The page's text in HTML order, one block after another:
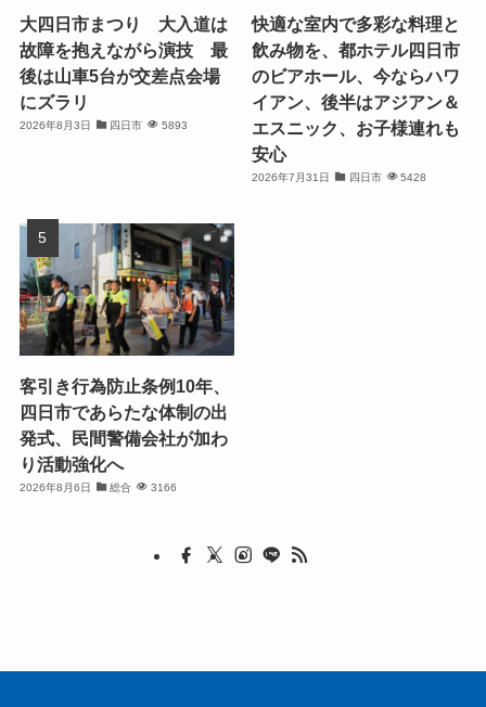
大四日市まつり 大入道は
故障を抱えながら演技 最
後は山車5台が交差点会場
にズラリ
2026年8月3日 四日市 5893
快適な室内で多彩な料理と
飲み物を、都ホテル四日市
のビアホール、今ならハワ
イアン、後半はアジアン＆
エスニック、お子様連れも
安心
2026年7月31日 四日市 5428
客引き行為防止条例10年、
四日市であらたな体制の出
発式、民間警備会社が加わ
り活動強化へ
2026年8月6日 総合 3166